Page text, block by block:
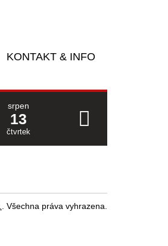
KONTAKT & INFO
srpen
13
čtvrtek
. Všechna práva vyhrazena.